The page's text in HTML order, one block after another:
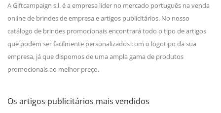
A Giftcampaign s.l. é a empresa líder no mercado português na venda
online de brindes de empresa e artigos publicitários. No nosso
catálogo de brindes promocionais encontrará todo o tipo de artigos
que podem ser facilmente personalizados com o logotipo da sua
empresa, já que dispomos de uma ampla gama de produtos
promocionais ao melhor preço.
Os artigos publicitários mais vendidos